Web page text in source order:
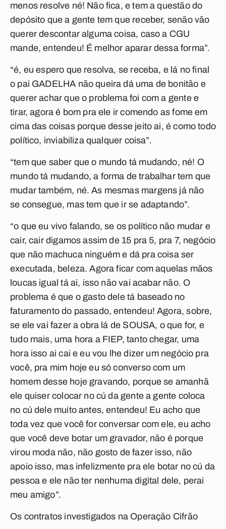
menos resolve né! Não fica, e tem a questão do
depósito que a gente tem que receber, senão vão
querer descontar alguma coisa, caso a CGU
mande, entendeu! É melhor aparar dessa forma”.
“é, eu espero que resolva, se receba, e lá no final
o pai GADELHA não queira dá uma de bonitão e
querer achar que o problema foi com a gente e
tirar, agora é bom pra ele ir comendo as fome em
cima das coisas porque desse jeito ai, é como todo
político, inviabiliza qualquer coisa”.
“tem que saber que o mundo tá mudando, né! O
mundo tá mudando, a forma de trabalhar tem que
mudar também, né. As mesmas margens já não
se consegue, mas tem que ir se adaptando”.
“o que eu vivo falando, se os político não mudar e
cair, cair digamos assim de 15 pra 5, pra 7, negócio
que não machuca ninguém e dá pra coisa ser
executada, beleza. Agora ficar com aquelas mãos
loucas igual tá ai, isso não vai acabar não. O
problema é que o gasto dele tá baseado no
faturamento do passado, entendeu! Agora, sobre,
se ele vai fazer a obra lá de SOUSA, o que for, e
tudo mais, uma hora a FIEP, tanto chegar, uma
hora isso ai cai e eu vou lhe dizer um negócio pra
você, pra mim hoje eu só converso com um
homem desse hoje gravando, porque se amanhã
ele quiser colocar no cú da gente a gente coloca
no cú dele muito antes, entendeu! Eu acho que
toda vez que você for conversar com ele, eu acho
que você deve botar um gravador, não é porque
virou moda não, não gosto de fazer isso, não
apoio isso, mas infelizmente pra ele botar no cú da
pessoa e ele não ter nenhuma digital dele, perai
meu amigo”.
Os contratos investigados na Operação Cifrão